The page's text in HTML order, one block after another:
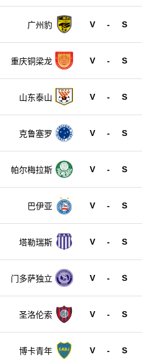
广州豹 V - S
重庆铜梁龙 V - S
山东泰山 V - S
克鲁塞罗 V - S
帕尔梅拉斯 V - S
巴伊亚 V - S
塔勒瑞斯 V - S
门多萨独立 V - S
圣洛伦索 V - S
博卡青年 V - S